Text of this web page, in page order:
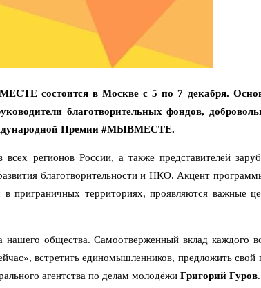
состоится в Москве с 5 по 7 декабря.
благотворительных фондов,
Премии #МЫВМЕСТЕ.
регионов России, а также представителей
благотворительности и НКО. Акцент
территориях, проявляются важные
нашего общества. Самоотверженный вклад
встретить единомышленников, предложить
агентства по делам молодёжи Григорий Гуров.